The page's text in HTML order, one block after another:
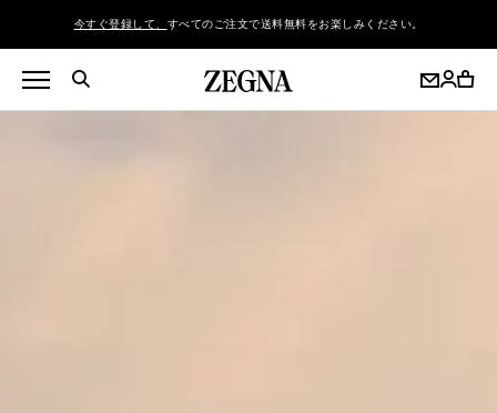
今すぐ登録して、 すべてのご注文で送料無料をお楽しみください。